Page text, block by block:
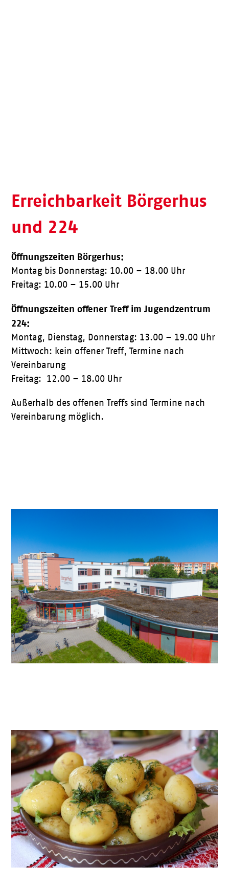
Erreichbarkeit Börgerhus
und 224
Öffnungszeiten Börgerhus:
Montag bis Donnerstag: 10.00 – 18.00 Uhr
Freitag: 10.00 – 15.00 Uhr
Öffnungszeiten offener Treff im Jugendzentrum
224:
Montag, Dienstag, Donnerstag: 13.00 – 19.00 Uhr
Mittwoch: kein offener Treff, Termine nach
Vereinbarung
Freitag: 12.00 – 18.00 Uhr
Außerhalb des offenen Treffs sind Termine nach
Vereinbarung möglich.